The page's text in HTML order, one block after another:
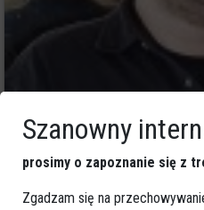
2012-02-10 18:49
Szanowny
prosimy o zapoznanie się z
Zgadzam się na